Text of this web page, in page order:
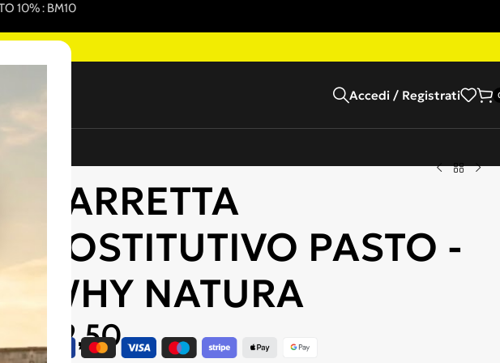
10% : BM10
Accedi / Registrati
BARRETTA
SOSTITUTIVO PASTO -
WHY NATURA
2,50